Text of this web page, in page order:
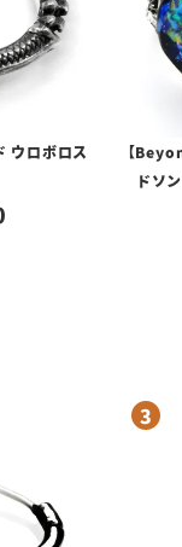
ウロボロス
【
ドソ